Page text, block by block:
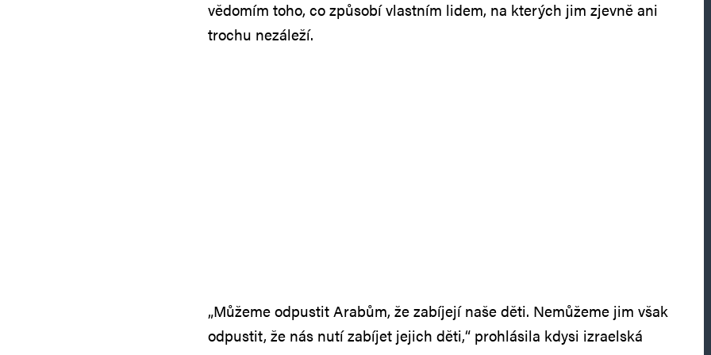
vědomím toho, co způsobí vlastním lidem, na kterých jim zjevně ani
trochu nezáleží.
„Můžeme odpustit Arabům, že zabíjejí naše děti. Nemůžeme jim však
odpustit, že nás nutí zabíjet jejich děti,“ prohlásila kdysi izraelská